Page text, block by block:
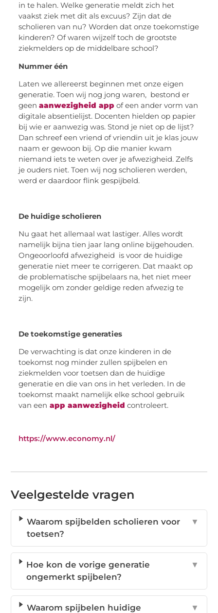
in te halen. Welke generatie meldt zich het
vaakst ziek met dit als excuus? Zijn dat de
scholieren van nu? Worden dat onze toekomstige
kinderen? Of waren wijzelf toch de grootste
ziekmelders op de middelbare school?
Nummer één
Laten we allereerst beginnen met onze eigen
generatie. Toen wij nog jong waren, bestond er
geen aanwezigheid app of een ander vorm van
digitale absentielijst. Docenten hielden op papier
bij wie er aanwezig was. Stond je niet op de lijst?
Dan schreef een vriend of vriendin uit je klas jouw
naam er gewoon bij. Op die manier kwam
niemand iets te weten over je afwezigheid. Zelfs
je ouders niet. Toen wij nog scholieren werden,
werd er daardoor flink gespijbeld.
De huidige scholieren
Nu gaat het allemaal wat lastiger. Alles wordt
namelijk bijna tien jaar lang online bijgehouden.
Ongeoorloofd afwezigheid is voor de huidige
generatie niet meer te corrigeren. Dat maakt op
de problematische spijbelaars na, het niet meer
mogelijk om zonder geldige reden afwezig te
zijn.
De toekomstige generaties
De verwachting is dat onze kinderen in de
toekomst nog minder zullen spijbelen en
ziekmelden voor toetsen dan de huidige
generatie en die van ons in het verleden. In de
toekomst maakt namelijk elke school gebruik
van een app aanwezigheid controleert.
https://www.economy.nl/
Veelgestelde vragen
Waarom spijbelden scholieren voor
toetsen?
▼
Hoe kon de vorige generatie
ongemerkt spijbelen?
▼
Waarom spijbelen huidige
▼